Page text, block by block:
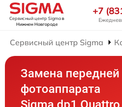
Сервисный центр Sigmaв
Нижнем Новгороде
+7
Сервисный центр Sigma
Замена передней
фотоаппарата